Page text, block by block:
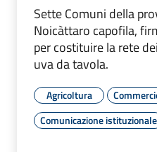
Sette Comuni della
Noicàttaro capofila,
per costituire la rete
uva da tavola.
Agricoltura
Comunicazione istituzionale